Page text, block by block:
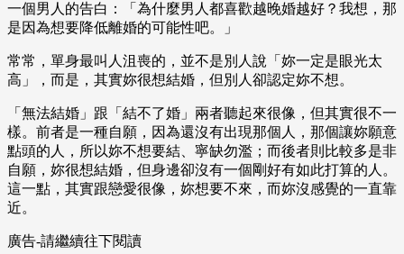
一個男人的告白：「為什麼男人都喜歡越晚婚越好？我想，那
是因為想要降低離婚的可能性吧。」
常常，單身最叫人沮喪的，並不是別人說「妳一定是眼光太
高」，而是，其實妳很想結婚，但別人卻認定妳不想。
「無法結婚」跟「結不了婚」兩者聽起來很像，但其實很不一
樣。前者是一種自願，因為還沒有出現那個人，那個讓妳願意
點頭的人，所以妳不想要結、寧缺勿濫；而後者則比較多是非
自願，妳很想結婚，但身邊卻沒有一個剛好有如此打算的人。
這一點，其實跟戀愛很像，妳想要不來，而妳沒感覺的一直靠
近。
廣告-請繼續往下閱讀